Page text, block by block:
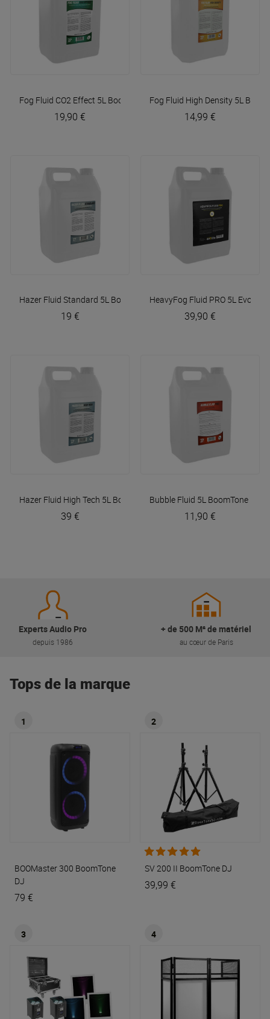
Fog Fluid CO2 Effect 5L BoomTone DJ
19,90 €
Fog Fluid High Density 5L
14,99 €
Hazer Fluid Standard 5L BoomTone DJ
19 €
HeavyFog Fluid PRO 5L Evolite
39,90 €
Hazer Fluid High Tech 5L BoomTone DJ
39 €
Bubble Fluid 5L BoomTone DJ
11,90 €
Experts Audio Pro
depuis 1986
+ de 500 M² de matériel
au cœur de Paris
Tops de la marque
1
BOOMaster 300 BoomTone
DJ
79 €
2
SV 200 II BoomTone DJ
39,99 €
3 4